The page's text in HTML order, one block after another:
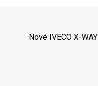
Nové IVECO X-WAY